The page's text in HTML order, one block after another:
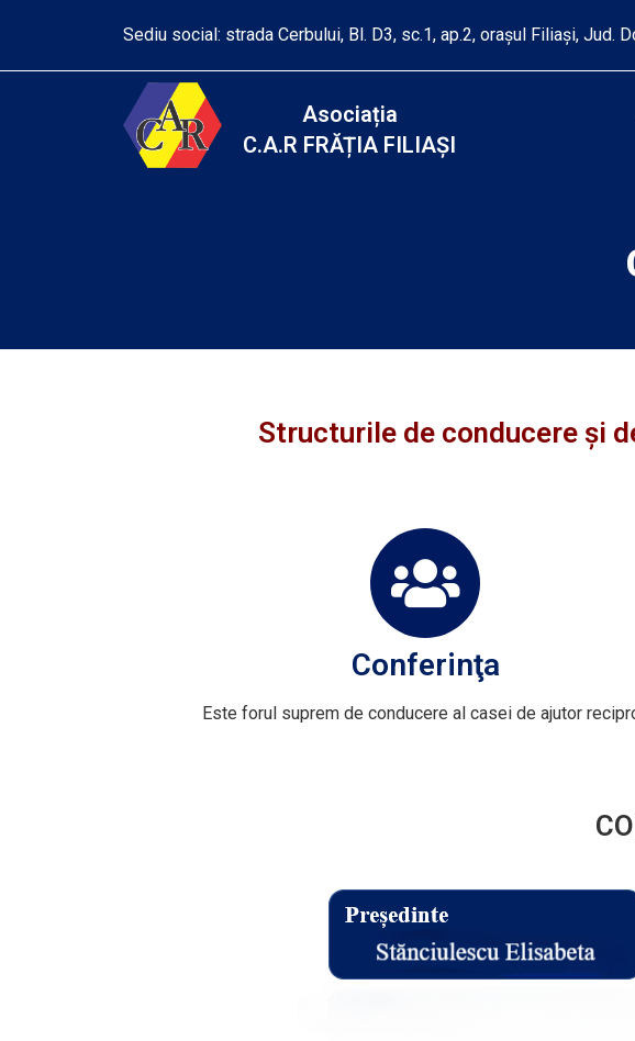
Sediu social: strada Cerbului, Bl. D3, sc.1, ap.2, orașul Filiași, Jud.
Asociația
C.A.R FRĂȚIA FILIAȘI
Structurile de conducere şi
Conferinţa
Este forul suprem de conducere al casei de ajutor